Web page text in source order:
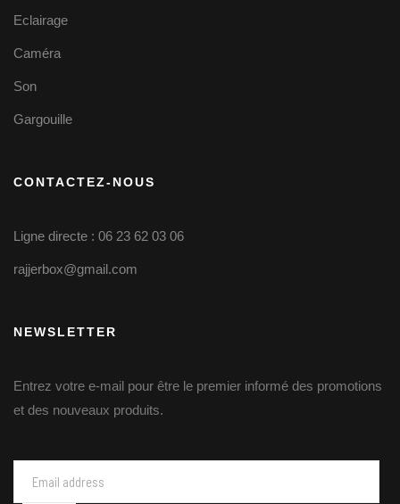
Eclairage
Caméra
Son
Gargouille
CONTACTEZ-NOUS
Ligne directe : 06 23 62 03 06
rajjerbox@gmail.com
NEWSLETTER
Entrez votre e-mail pour être le premier informé des promotions
et des nouveaux produits.